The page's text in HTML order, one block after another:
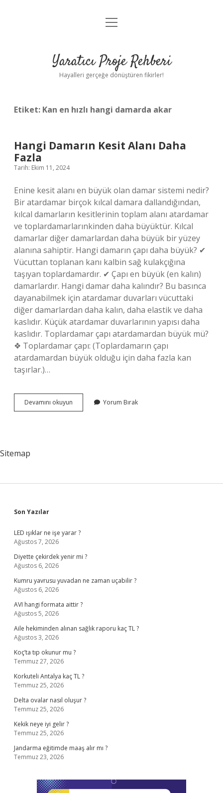
Anasayfa
Yasal Uyarı
menüyü
Yaratıcı Proje Rehberi
Hayalleri gerçeğe dönüştüren fikirler!
Etiket: Kan en hızlı hangi damarda akar
Hangi Damarın Kesit Alanı Daha
Fazla
Tarih: Ekim 11, 2024
Enine kesit alanı en büyük olan damar sistemi nedir?
Bir atardamar birçok kılcal damara dallandığından,
kılcal damarların kesitlerinin toplam alanı atardamar
ve toplardamarlarınkinden daha büyüktür. Kılcal
damarlar diğer damarlardan daha büyük bir yüzey
alanına sahiptir. Hangi damarın çapı daha büyük? ✔
Vücuttan toplanan kanı kalbin sağ kulakçığına
taşıyan toplardamardır. ✔ Çapı en büyük (en kalın)
damarlardır. Hangi damar daha kalındır? Bu basınca
dayanabilmek için atardamar duvarları vücuttaki
diğer damarlardan daha kalın, daha elastik ve daha
kaslıdır. Küçük atardamar duvarlarının yapısı daha
kaslıdır. Toplardamar çapı atardamardan büyük mü?
❖ Toplardamar çapı: (Toplardamarın çapı
atardamardan büyük olduğu için daha fazla kan
taşırlar.)…
Devamını okuyun
Damarın
Yorum Bırak
Sitemap
Sidebar
Son Yazılar
LED ışıklar ne işe yarar ?
Ağustos 7, 2026
Diyette çekirdek yenir mi ?
Ağustos 6, 2026
Kumru yavrusu yuvadan ne zaman uçabilir ?
Ağustos 6, 2026
AVI hangi formata aittir ?
Ağustos 5, 2026
Aile hekiminden alınan sağlık raporu kaç TL ?
Ağustos 3, 2026
Koç’ta tıp okunur mu ?
Temmuz 27, 2026
Korkuteli Antalya kaç TL ?
Temmuz 25, 2026
Delta ovalar nasıl oluşur ?
Temmuz 25, 2026
Kekik neye iyi gelir ?
Temmuz 25, 2026
Jandarma eğitimde maaş alır mı ?
Temmuz 23, 2026